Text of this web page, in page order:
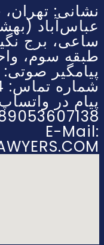
نشانی: تهران،
عباس‌آباد
طبقه سوم، واحد
پیامگیر صوتی: 02186095094
شماره تماس: 02188729554
پیام در
E-Mail: